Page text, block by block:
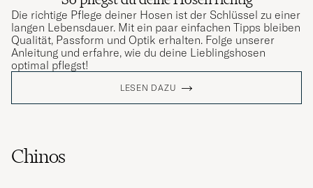
Die richtige Pflege deiner Hosen ist der Schlüssel zu einer
langen Lebensdauer. Mit ein paar einfachen Tipps bleiben
Qualität, Passform und Optik erhalten. Folge unserer
Anleitung und erfahre, wie du deine Lieblingshosen
optimal pflegst!
LESEN DAZU
Chinos